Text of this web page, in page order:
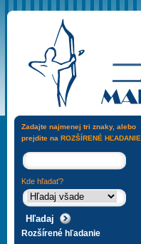
Zadajte najmenej tri znaky, alebo
prejdite na ROZŠÍRENÉ HĽADANIE
Kde hľadať?
Rozšírené hľadanie